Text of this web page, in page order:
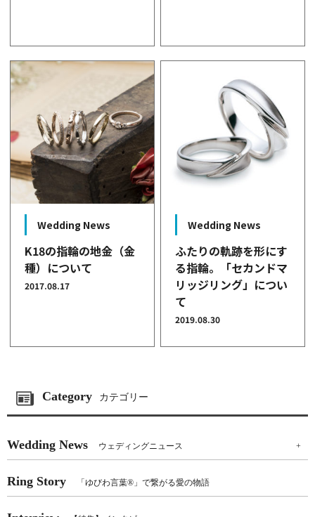
Wedding News
K18の指輪の地金（金
種）について
2017.08.17
Wedding News
ふたりの軌跡を形にす
る指輪。「セカンドマ
リッジリング」につい
て
2019.08.30
Category カテゴリー
Wedding News ウェディングニュース +
Ring Story 「ゆびわ言葉®」で繋がる愛の物語